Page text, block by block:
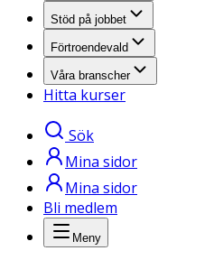
Stöd på jobbet
Förtroendevald
Våra branscher
Hitta kurser
Sök
Mina sidor
Mina sidor
Bli medlem
Meny